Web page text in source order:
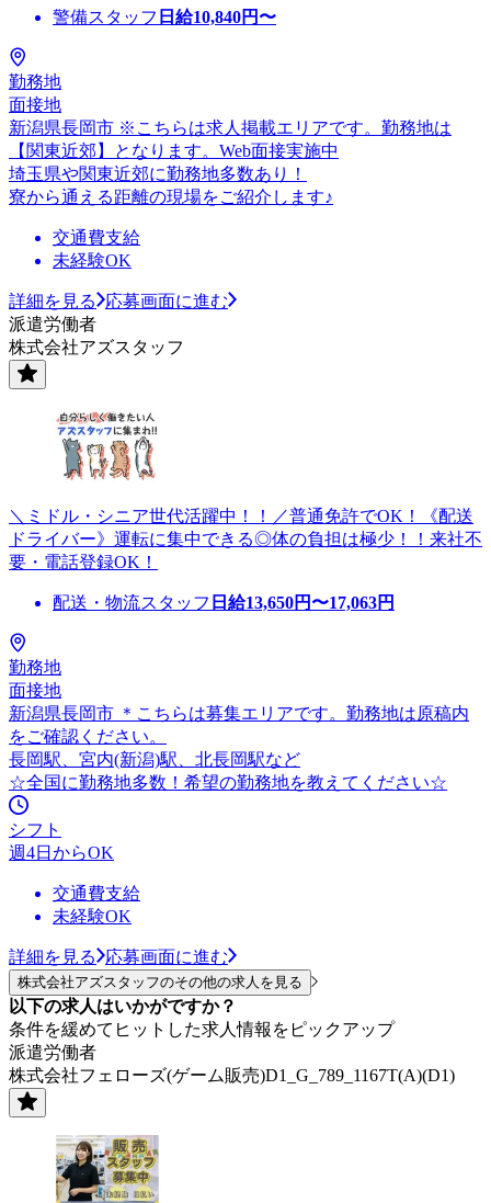
警備スタッフ 日給10,840円〜
勤務地
面接地
新潟県長岡市 ※こちらは求人掲載エリアです。勤務地は
【関東近郊】となります。Web面接実施中
埼玉県や関東近郊に勤務地多数あり！
寮から通える距離の現場をご紹介します♪
交通費支給
未経験OK
詳細を見る
応募画面に進む
派遣労働者
株式会社アズスタッフ
＼ミドル・シニア世代活躍中！！／普通免許でOK！《配送
ドライバー》運転に集中できる◎体の負担は極少！！来社不
要・電話登録OK！
配送・物流スタッフ 日給13,650円〜17,063円
勤務地
面接地
新潟県長岡市 ＊こちらは募集エリアです。勤務地は原稿内
をご確認ください。
長岡駅、宮内(新潟)駅、北長岡駅など
☆全国に勤務地多数！希望の勤務地を教えてください☆
シフト
週4日からOK
交通費支給
未経験OK
詳細を見る 応募画面に進む
株式会社アズスタッフのその他の求人を見る
以下の求人はいかがですか？
条件を緩めてヒットした求人情報をピックアップ
派遣労働者
株式会社フェローズ(ゲーム販売)D1_G_789_1167T(A)(D1)